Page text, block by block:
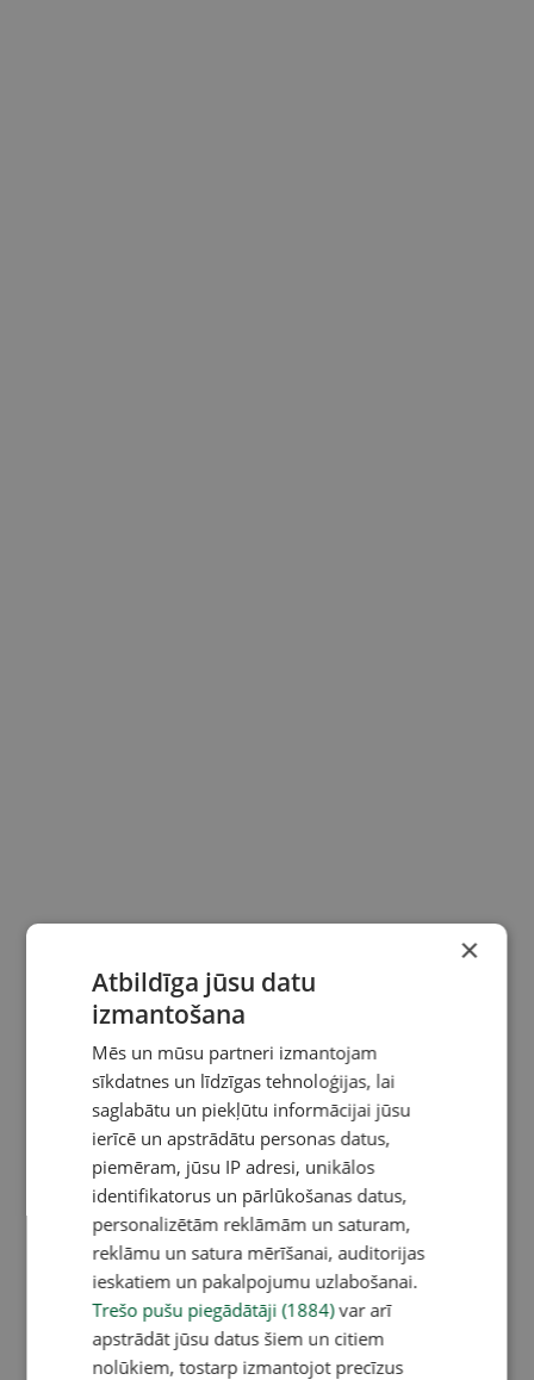
×
Atbildīga jūsu datu
izmantošana
Mēs un mūsu partneri izmantojam
sīkdatnes un līdzīgas tehnoloģijas, lai
saglabātu un piekļūtu informācijai jūsu
ierīcē un apstrādātu personas datus,
piemēram, jūsu IP adresi, unikālos
identifikatorus un pārlūkošanas datus,
personalizētām reklāmām un saturam,
reklāmu un satura mērīšanai, auditorijas
ieskatiem un pakalpojumu uzlabošanai.
Trešo pušu piegādātāji (1884)var arī
apstrādāt jūsu datus šiem un citiem
nolūkiem, tostarp izmantojot precīzus